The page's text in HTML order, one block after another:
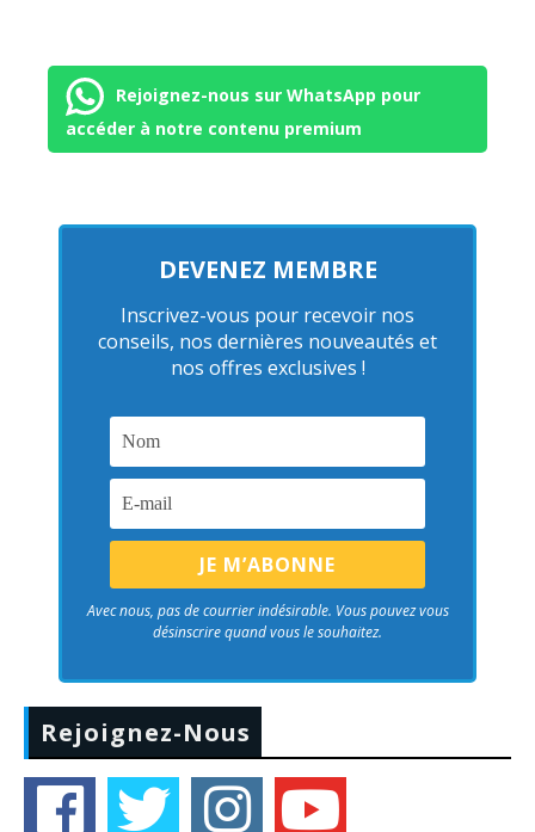
Rejoignez-nous sur WhatsApp pour
accéder à notre contenu premium
DEVENEZ MEMBRE
Inscrivez-vous pour recevoir nos
conseils, nos dernières nouveautés et
nos offres exclusives !
Avec nous, pas de courrier indésirable. Vous pouvez vous
désinscrire quand vous le souhaitez.
Rejoignez-Nous